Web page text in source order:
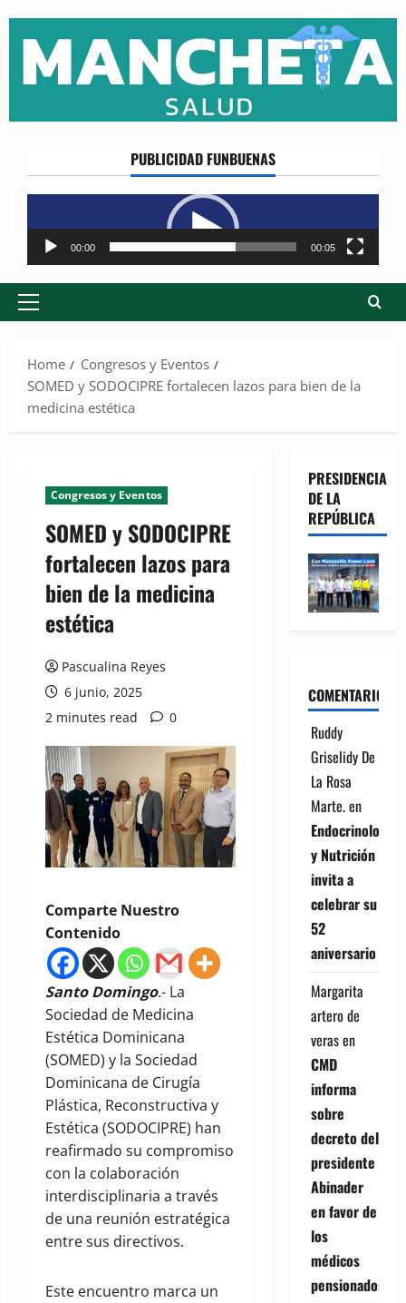
content
PUBLICIDAD FUNBUENAS
Reproductor
de
vídeo
00:00 00:05
Primary
Home
Congresos y Eventos
SOMED y SODOCIPRE fortalecen lazos para bien de la
medicina estética
Congresos y Eventos
SOMED y SODOCIPRE
fortalecen lazos para
bien de la medicina
estética
Pascualina Reyes
6 junio, 2025
2 minutes read
0
Comparte Nuestro
Contenido
Santo Domingo.- La
Sociedad de Medicina
Estética Dominicana
(SOMED) y la Sociedad
Dominicana de Cirugía
Plástica, Reconstructiva y
Estética (SODOCIPRE) han
reafirmado su compromiso
con la colaboración
interdisciplinaria a través
de una reunión estratégica
entre sus directivos.
Este encuentro marca un
PRESIDENCIA
DE LA
REPÚBLICA
COMENTARIOS
Ruddy
Griselidy De
La Rosa
Marte.en
Endocrinología
y Nutrición
invita a
celebrar su
52
aniversario
Margarita
artero de
verasen
CMD
informa
sobre
decreto del
presidente
Abinader
en favor de
los
médicos
pensionados